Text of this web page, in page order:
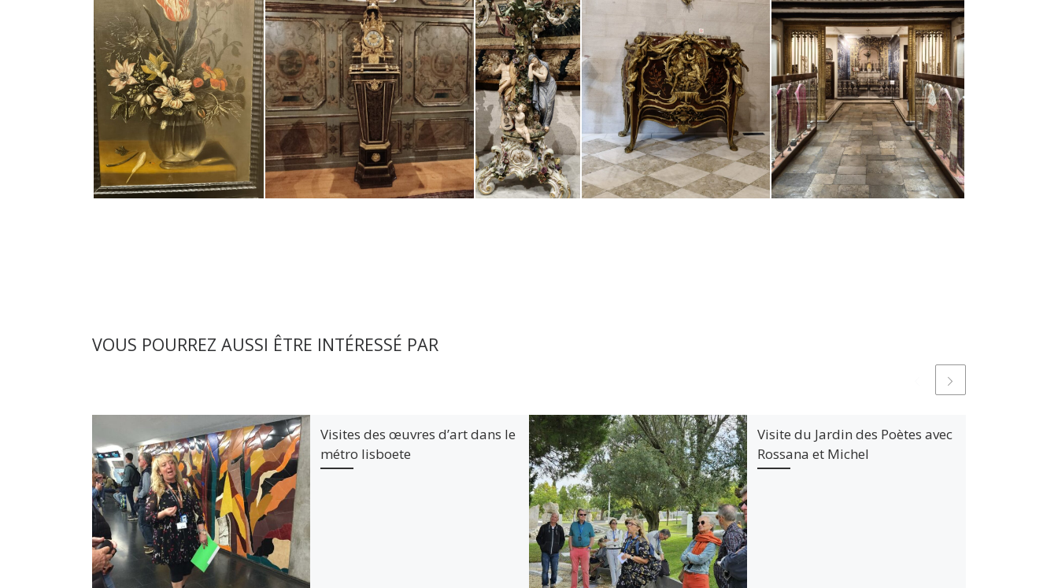
VOUS POURREZ AUSSI ÊTRE INTÉRESSÉ PAR
Visites des œuvres d’art dans le
métro lisboete
Visite du Jardin des Poètes avec
Rossana et Michel